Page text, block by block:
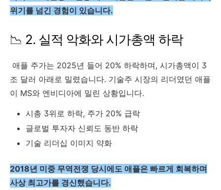
위기를 넘긴 경험이 있습니다.
📉 2. 실적 악화와 시가총액 하락
애플 주가는 2025년 들어 20% 하락하며, 시가총액이 3
조 달러 아래로 밀렸습니다. 기술주 시장의 리더였던 애플
이 MS와 엔비디아에 밀린 상황입니다.
시총 3위로 하락, 주가 20% 급락
글로벌 투자자 신뢰도 동반 하락
기술 리더십 이미지 약화
2018년 미중 무역전쟁 당시에도 애플은 빠르게 회복하며
사상 최고가를 경신했습니다.